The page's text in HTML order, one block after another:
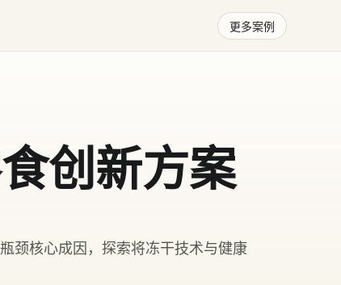
更多案例
创新方案
颈核心成因，探索将冻干技术与健康